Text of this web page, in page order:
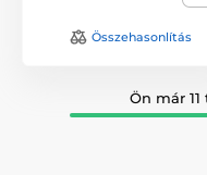
Összehasonlítás
Ön már